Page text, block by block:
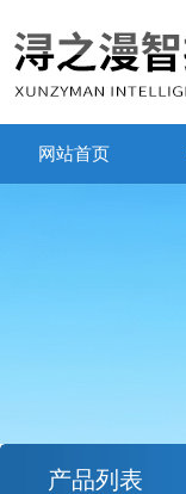
网站首页
产品列表